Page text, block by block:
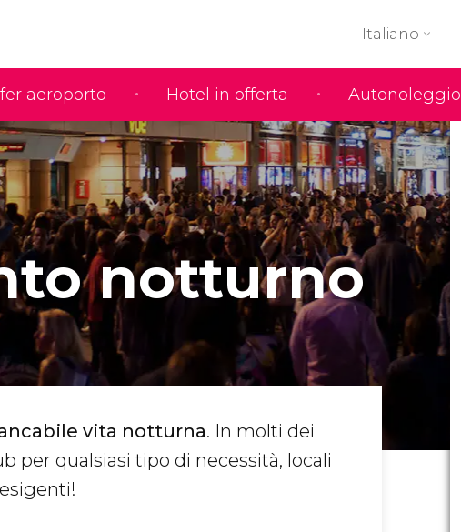
aeroporto Hotel in offerta Autonoleggio
Italiano
notturno
vita notturna. In molti dei
per qualsiasi tipo di necessità, locali